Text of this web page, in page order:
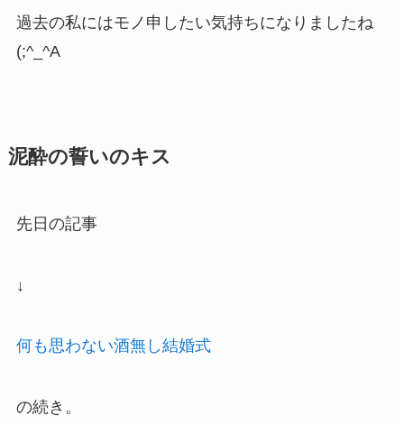
過去の私にはモノ申したい気持ちになりましたね
(;^_^A
泥酔の誓いのキス
先日の記事
↓
何も思わない酒無し結婚式
の続き。